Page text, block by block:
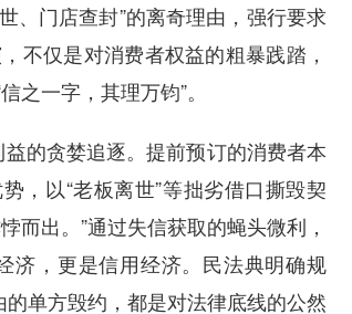
、门店查封”的离奇理由，强行要求
不仅是对消费者权益的粗暴践踏，
之一字，其理万钧”。
的贪婪追逐。提前预订的消费者本
，以“老板离世”等拙劣借口撕毁契
而出。”通过失信获取的蝇头微利，
济，更是信用经济。民法典明确规
单方毁约，都是对法律底线的公然